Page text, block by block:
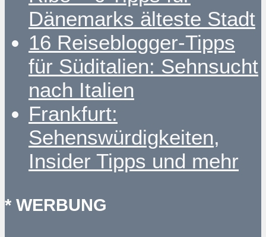
Dänemarks älteste Stadt
16 Reiseblogger-Tipps
für Süditalien: Sehnsucht
nach Italien
Frankfurt:
Sehenswürdigkeiten,
Insider Tipps und mehr
* WERBUNG